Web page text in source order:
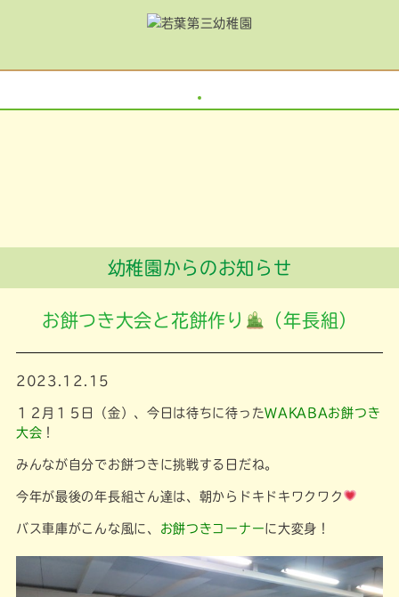
幼稚園からのお知らせ
お餅つき大会と花餅作り （年長組）
2023.12.15
１２月１５日（金）、今日は待ちに待ったWAKABAお餅つき
大会 ！
みんなが自分でお餅つきに挑戦する日だね。
今年が最後の年長組さん達は、朝からドキドキワクワク
バス車庫がこんな風に、 お餅つきコーナーに大変身！